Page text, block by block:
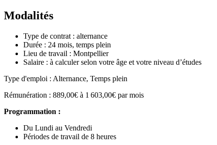
Modalités
Type de contrat : alternance
Durée : 24 mois, temps plein
Lieu de travail : Montpellier
Salaire : à calculer selon votre âge et votre niveau d’études
Type d'emploi : Alternance, Temps plein
Rémunération : 889,00€ à 1 603,00€ par mois
Programmation :
Du Lundi au Vendredi
Périodes de travail de 8 heures